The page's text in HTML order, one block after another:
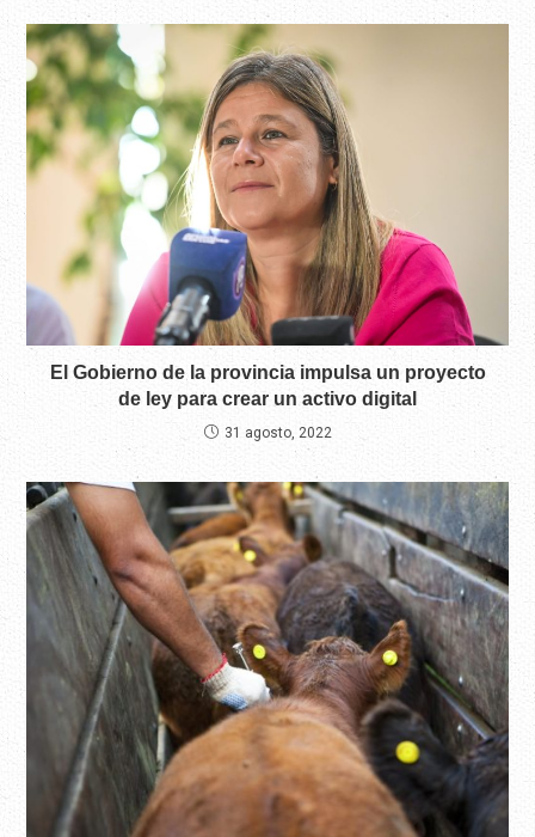
El Gobierno de la provincia impulsa un proyecto
de ley para crear un activo digital
31 agosto, 2022